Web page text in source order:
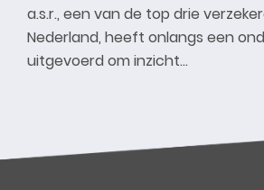
a.s.r., een van de top drie
Nederland, heeft onlangs een
uitgevoerd om inzicht…